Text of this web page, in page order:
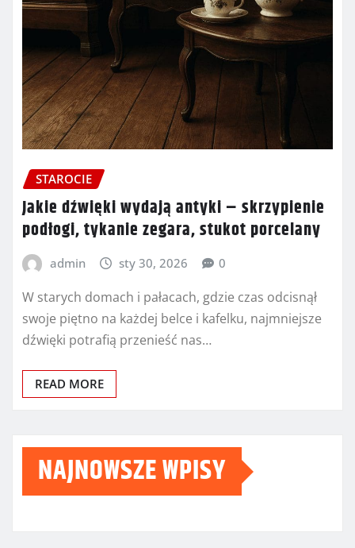
STAROCIE
Jakie dźwięki wydają antyki – skrzypienie
podłogi, tykanie zegara, stukot porcelany
admin sty 30, 2026 0
W starych domach i pałacach, gdzie czas odcisnął
swoje piętno na każdej belce i kafelku, najmniejsze
dźwięki potrafią przenieść nas…
READ MORE
NAJNOWSZE WPISY